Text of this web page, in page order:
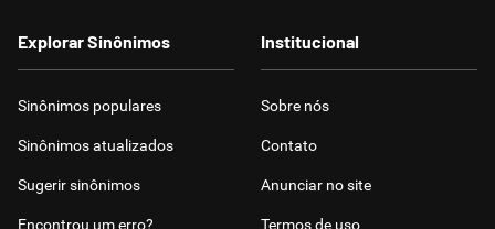
Explorar Sinônimos
Sinônimos populares
Sinônimos atualizados
Sugerir sinônimos
Encontrou um erro?
Institucional
Sobre nós
Contato
Anunciar no site
Termos de uso